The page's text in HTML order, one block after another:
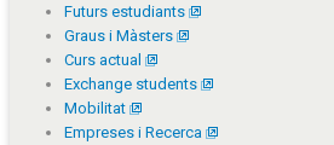
Futurs estudiants
Graus i Màsters
Curs actual
Exchange students
Mobilitat
Empreses i Recerca